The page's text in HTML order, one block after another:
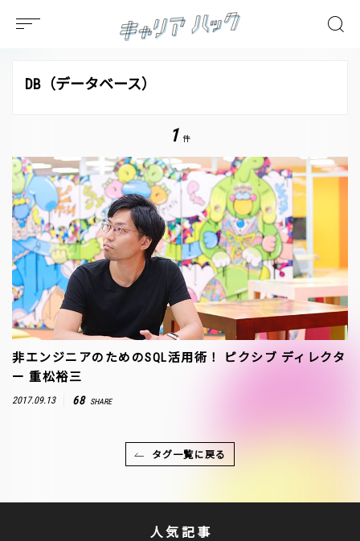
DB（データベース）
1 件
非エンジニアのためのSQL活用術！ ピクシブ ディレクタ
ー 重松裕三
2017.09.13 68 SHARE
タグ一覧に戻る
人気記事